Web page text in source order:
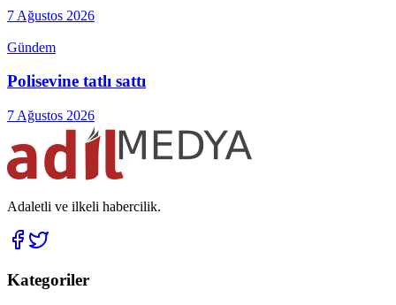
7 Ağustos 2026
Gündem
Polisevine tatlı sattı
7 Ağustos 2026
Adaletli ve ilkeli habercilik.
Kategoriler